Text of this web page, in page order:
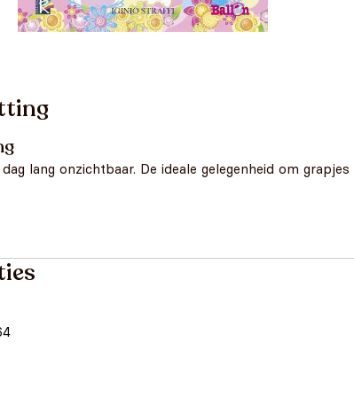
lang onzichtbaar. De ideale gelegenheid om